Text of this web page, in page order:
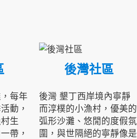
每年
動，
生
帶，
後灣社區
後灣 墾丁西岸境內寧靜
而淳樸的小漁村，優美的
弧形沙灘、悠閒的度假氛
圍，與世隔絕的寧靜像是